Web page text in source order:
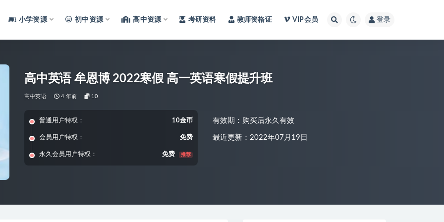
小学资源 初中资源 高中资源 考研资料 教师资格证 VIP会员 登录
高中英语 牟恩博 2022寒假 高一英语寒假提升班
高中英语 4 年前 10
普通用户特权： 10金币
会员用户特权： 免费
永久会员用户特权： 免费 推荐
有效期：购买后永久有效
最近更新：2022年07月19日